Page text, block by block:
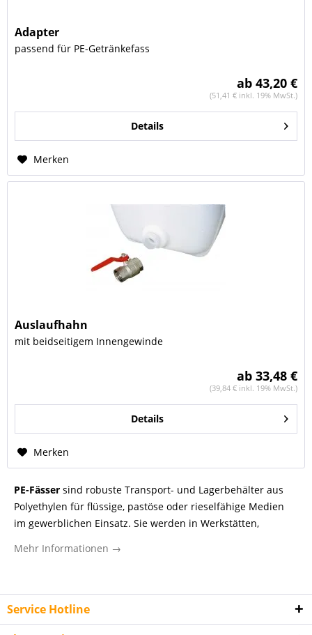
Adapter
passend für PE-Getränkefass
ab 43,20 €
(51,41 € inkl. 19% MwSt.)
Details
Merken
Auslaufhahn
mit beidseitigem Innengewinde
ab 33,48 €
(39,84 € inkl. 19% MwSt.)
Details
Merken
PE-Fässer sind robuste Transport- und Lagerbehälter aus
Polyethylen für flüssige, pastöse oder rieselfähige Medien
im gewerblichen Einsatz. Sie werden in Werkstätten,
Laborumgebungen und Serviceorganisationen genutzt,
werden sollen. Polyethylen ist ein widerstandsfähiger
Kunststoff, der sich durch geringes Eigengewicht, gute
Mehr Informationen →
Service Hotline